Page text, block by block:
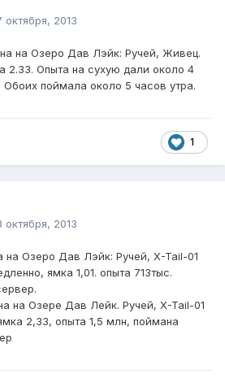
октября, 2013
на Озеро Дав Лэйк: Ручей, Живец.
2.33. Опыта на сухую дали около 4
поймала около 5 часов утра.
1
октября, 2013
на Озеро Дав Лэйк: Ручей, X-Tail-01
ямка 1,01. опыта 713тыс.
на Озере Дав Лейк. Ручей, X-Tail-01
2,33, опыта 1,5 млн, поймана